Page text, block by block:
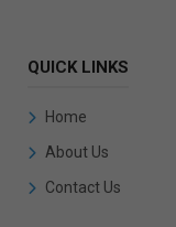
QUICK LINKS
Home
About Us
Contact Us